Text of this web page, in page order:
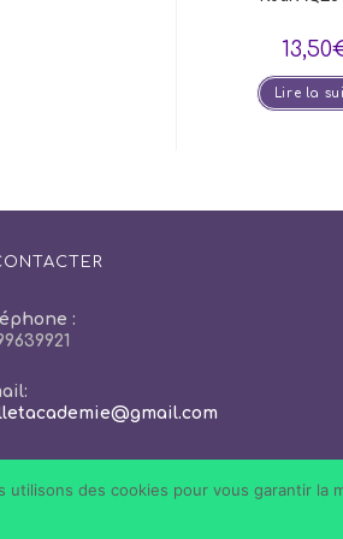
13,50
Lire la
:
S’ouvre
votre
utilisons des cookies pour vous garantir